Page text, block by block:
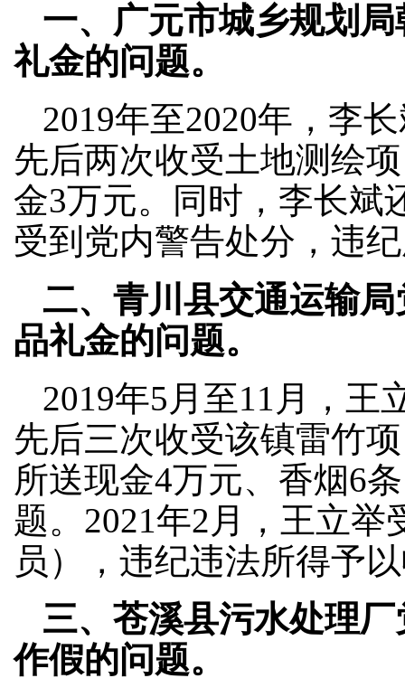
一、广元市城乡规划
礼金的问题。
2019年至2020年，李
先后两次收受土地测绘
金3万元。同时，李长斌
受到党内警告处分，违
二、青川县交通运输
品礼金的问题。
2019年5月至11月，王
先后三次收受该镇雷竹
所送现金4万元、香烟6
题。2021年2月，王立
员），违纪违法所得予
三、苍溪县污水处理
作假的问题。